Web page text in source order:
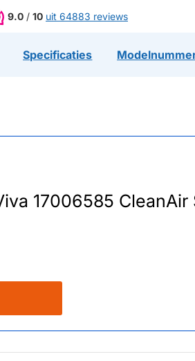
9.0 / 10 uit 64883 reviews
Specificaties
17006585 CleanAir